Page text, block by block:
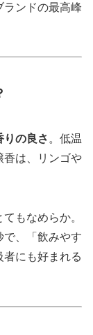
ランドの最高峰
りの良さ 。低温
香は、リンゴや
もなめらか。
で、「飲みやす
にも好まれる